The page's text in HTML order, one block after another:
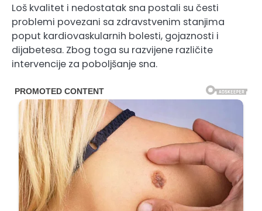
Loš kvalitet i nedostatak sna postali su česti
problemi povezani sa zdravstvenim stanjima
poput kardiovaskularnih bolesti, gojaznosti i
dijabetesa. Zbog toga su razvijene različite
intervencije za poboljšanje sna.